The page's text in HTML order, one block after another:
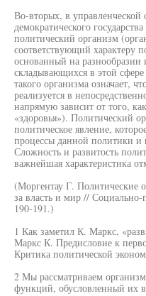
Во-вторых, в управленческой
демократического
политический организм
соответствующий характеру
основанный на разнообразии
складывающихся в этой
такого организма означает,
реализуется в
напрямую зависит от того,
«здоровья»). Политический
политическое явление,
процессы данной политики и
Сложность и развитость
важнейшая характеристика
(Моргентау Г. Политические
за власть и мир //
190-191.)
1 Как заметил К. Маркс,
Маркс К. Предисловие к
Критика политической
2 Мы рассматриваем
функций, обусловленный их